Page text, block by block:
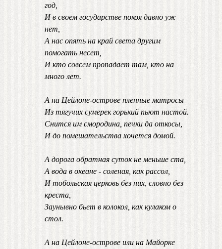
год,
И в своем государстве покоя давно уж
нет,
А нас опять на край света другим
помогать несет,
И кто совсем пропадает там, кто на
много лет.
А на Цейлоне-острове пленные матросы
Из тягучих сумерек горький пьют настой.
Снится им смородина, печки да откосы,
И до помешательства хочется домой.
А дорога обратная суток не меньше ста,
А вода в океане - соленая, как рассол,
И тобольская церковь без них, словно без
креста,
Заунывно бьет в колокол, как кулаком о
стол.
А на Цейлоне-острове или на Майорке